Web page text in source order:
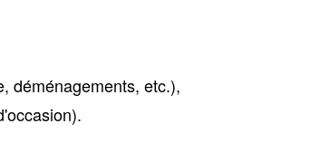
déménagements, etc.),